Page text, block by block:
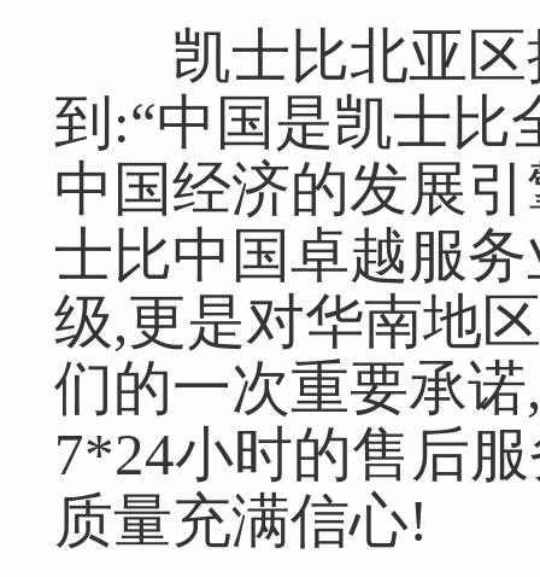
凯士比北亚区
到:“中国是凯士比
中国经济的发展
士比中国卓越服
级,更是对华南地
们的一次重要承
7*24小时的售后
质量充满信心!